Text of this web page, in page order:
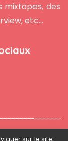
mixtapes, des
etc...
légales
sur le site,